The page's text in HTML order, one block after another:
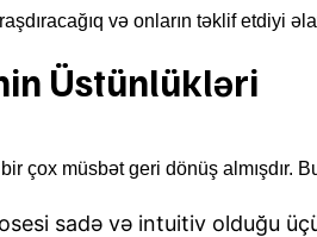
və onların təklif etdiyi
Üstünlükləri
çox müsbət geri dönüş almışdır.
sadə və intuitiv olduğu